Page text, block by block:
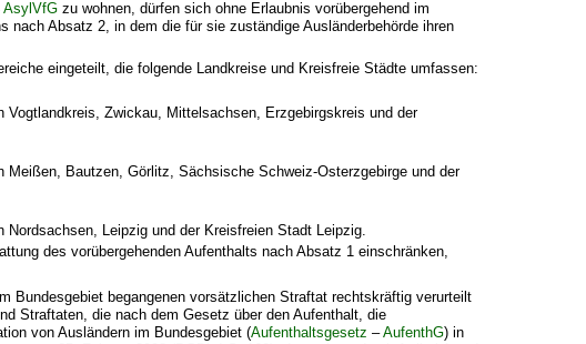
AsylVfG zu wohnen, dürfen sich ohne Erlaubnis vorübergehend im
nach Absatz 2, in dem die für sie zuständige Ausländerbehörde ihren
eingeteilt, die folgende Landkreise und Kreisfreie Städte umfassen:
Vogtlandkreis, Zwickau, Mittelsachsen, Erzgebirgskreis und der
Meißen, Bautzen, Görlitz, Sächsische Schweiz-Osterzgebirge und der
Nordsachsen, Leipzig und der Kreisfreien Stadt Leipzig.
des vorübergehenden Aufenthalts nach Absatz 1 einschränken,
Bundesgebiet begangenen vorsätzlichen Straftat rechtskräftig verurteilt
Straftaten, die nach dem Gesetz über den Aufenthalt, die
von Ausländern im Bundesgebiet (Aufenthaltsgesetz –AufenthG) in